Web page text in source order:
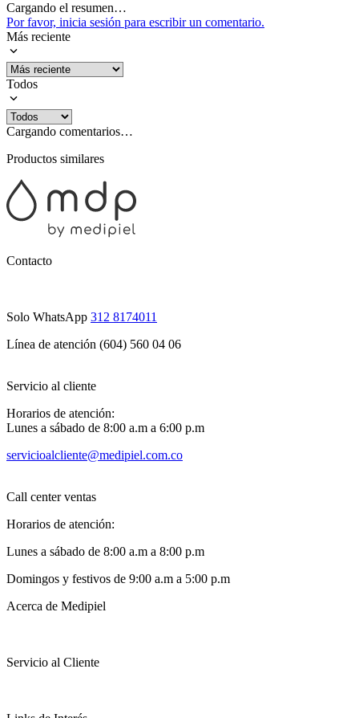
Cargando el resumen…
Por favor, inicia sesión para escribir un comentario.
Más reciente
Todos
Cargando comentarios…
Productos similares
Contacto
Solo WhatsApp 312 8174011
Línea de atención (604) 560 04 06
Servicio al cliente
Horarios de atención:
Lunes a sábado de 8:00 a.m a 6:00 p.m
servicioalcliente@medipiel.com.co
Call center ventas
Horarios de atención:
Lunes a sábado de 8:00 a.m a 8:00 p.m
Domingos y festivos de 9:00 a.m a 5:00 p.m
Acerca de Medipiel
Servicio al Cliente